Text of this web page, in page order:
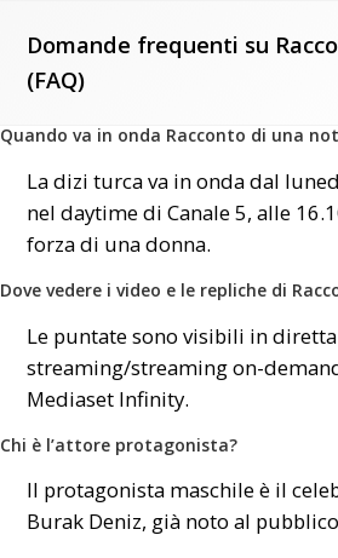
Domande frequenti su
(FAQ)
Quando va in onda Racconto di una
La dizi turca va in onda dal
nel daytime di Canale 5, alle
forza di una donna.
Dove vedere i video e le repliche di
Le puntate sono visibili in diretta
streaming/streaming on-
Mediaset Infinity.
Chi è l’attore protagonista?
Il protagonista maschile è il
Burak Deniz, già noto al